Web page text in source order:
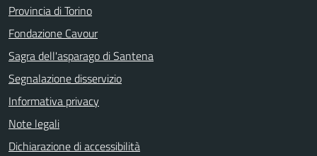
Provincia di Torino
Fondazione Cavour
Sagra dell'asparago di Santena
Segnalazione disservizio
Informativa privacy
Note legali
Dichiarazione di accessibilità